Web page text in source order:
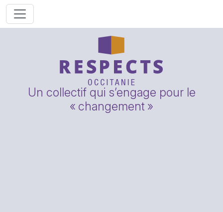
Un collectif qui s’engage pour le
« changement »